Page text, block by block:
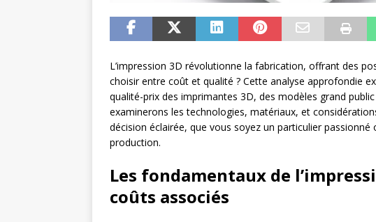
L’impression 3D révolutionne la fabrication, offrant des
choisir entre coût et qualité ? Cette analyse approfondie
qualité-prix des imprimantes 3D, des modèles grand
examinerons les technologies, matériaux, et
décision éclairée, que vous soyez un particulier
production.
Les fondamentaux de
coûts associés